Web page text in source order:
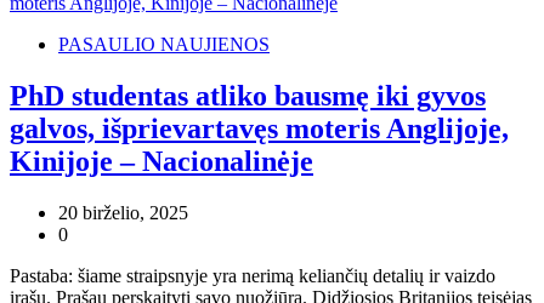
PASAULIO NAUJIENOS
PhD studentas atliko bausmę iki gyvos
galvos, išprievartavęs moteris Anglijoje,
Kinijoje – Nacionalinėje
20 birželio, 2025
0
Pastaba: šiame straipsnyje yra nerimą keliančių detalių ir vaizdo
įrašų. Prašau perskaityti savo nuožiūra. Didžiosios Britanijos teisėjas